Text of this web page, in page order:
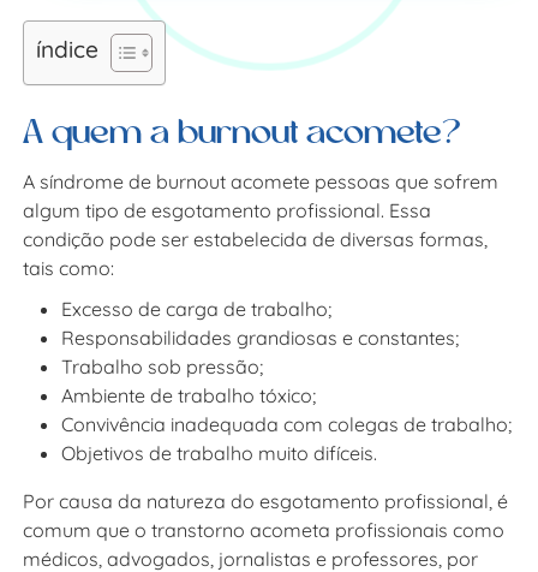
índice
A quem a burnout acomete?
A síndrome de burnout acomete pessoas que sofrem
algum tipo de esgotamento profissional. Essa
condição pode ser estabelecida de diversas formas,
tais como:
Excesso de carga de trabalho;
Responsabilidades grandiosas e constantes;
Trabalho sob pressão;
Ambiente de trabalho tóxico;
Convivência inadequada com colegas de trabalho;
Objetivos de trabalho muito difíceis.
Por causa da natureza do esgotamento profissional, é
comum que o transtorno acometa profissionais como
médicos, advogados, jornalistas e professores, por